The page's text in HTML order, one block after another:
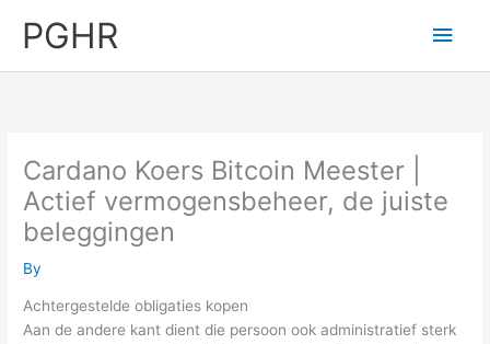
PGHR
Main
Cardano Koers Bitcoin Meester |
Actief vermogensbeheer, de juiste
beleggingen
By
Achtergestelde obligaties kopen
Aan de andere kant dient die persoon ook administratief sterk